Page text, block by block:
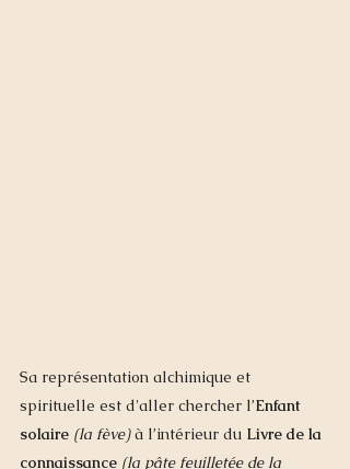
Sa représentation alchimique et
spirituelle est d'aller chercher l’Enfant
solaire (la fève) à l’intérieur du Livre de la
connaissance (la pâte feuilletée de la